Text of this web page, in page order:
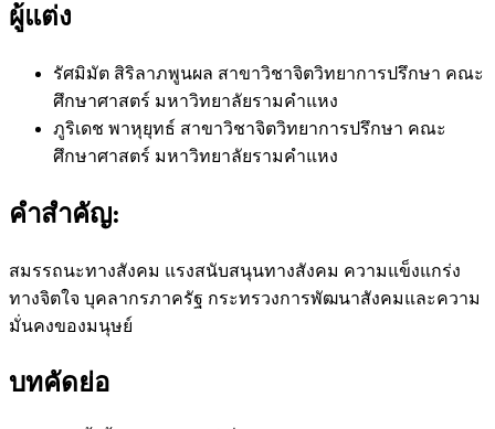
ผู้แต่ง
รัศมิมัต สิริลาภพูนผล สาขาวิชาจิตวิทยาการปรึกษา คณะ
ศึกษาศาสตร์ มหาวิทยาลัยรามคำแหง
ภูริเดช พาหุยุทธ์ สาขาวิชาจิตวิทยาการปรึกษา คณะ
ศึกษาศาสตร์ มหาวิทยาลัยรามคำแหง
คำสำคัญ:
สมรรถนะทางสังคม แรงสนับสนุนทางสังคม ความแข็งแกร่ง
ทางจิตใจ บุคลากรภาครัฐ กระทรวงการพัฒนาสังคมและความ
มั่นคงของมนุษย์
บทคัดย่อ